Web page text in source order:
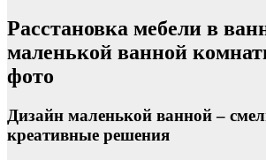
Расстановка мебели в
маленькой ванной
фото
Дизайн маленькой ванной –
креативные решения